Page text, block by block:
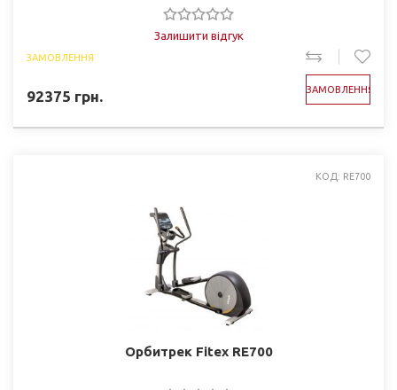
Залишити відгук
ЗАМОВЛЕННЯ
92375 грн. ЗАМОВЛЕННЯ
КОД: RE700
Орбитрек Fitex RE700